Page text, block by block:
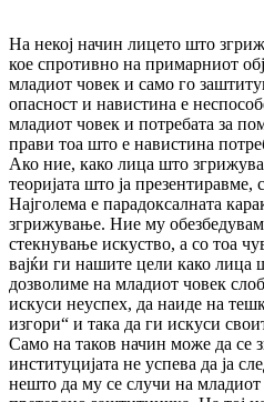
На некој начин лицето што
кое спротивно на примар­ни­от
младиот човек и само го
опасност и навистина е
младиот човек и по­тре­бата за
прави тоа што е навистина
Ако ние, како лица што
теоријата што ја
Најго­ле­ма е парадоксалната
згрижување. Ние му
стекнување искуство, а со тоа
вај­ќи ги нашите цели како лица
дозволиме на младиот човек
искуси неуспех, да наиде на
изгори“ и така да ги искуси
Само на таков начин може да се
инсти­ту­ци­јата не успева да ја
нешто да му се случи на